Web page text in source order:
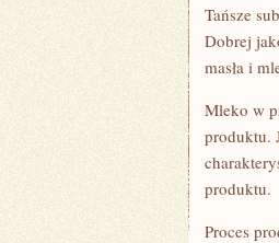
Tańsze
Dobrej
masła i
Mleko w
produktu.
produktu.
Proces